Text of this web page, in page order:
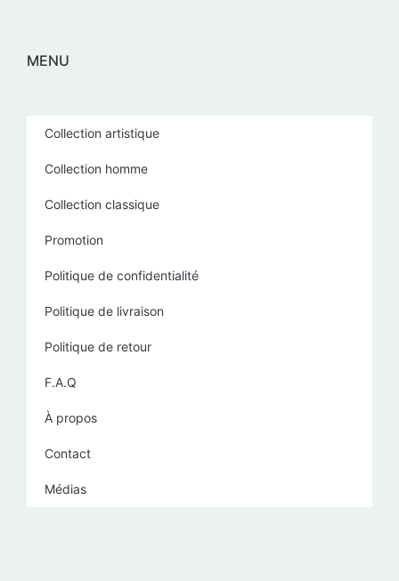
MENU
Collection artistique
Collection homme
Collection classique
Promotion
Politique de confidentialité
Politique de livraison
Politique de retour
F.A.Q
À propos
Contact
Médias